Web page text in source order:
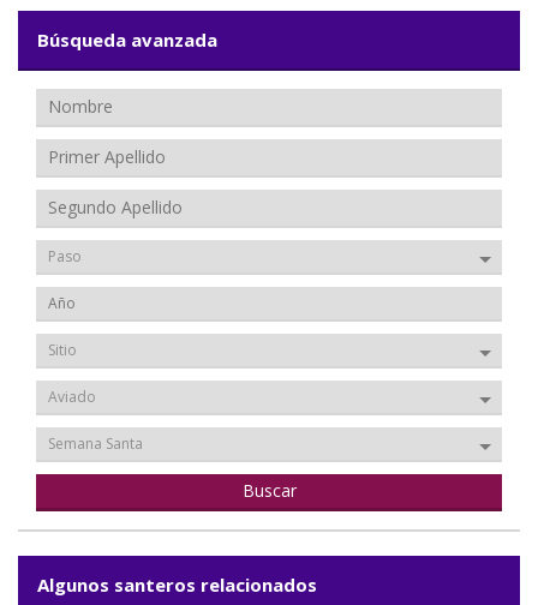
Búsqueda avanzada
Paso
Sitio
Aviado
Semana Santa
Algunos santeros relacionados